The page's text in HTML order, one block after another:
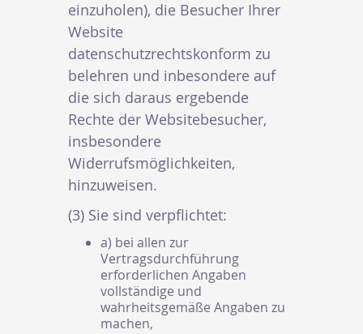
einzuholen), die Besucher Ihrer
Website
datenschutzrechtskonform zu
belehren und inbesondere auf
die sich daraus ergebende
Rechte der Websitebesucher,
insbesondere
Widerrufsmöglichkeiten,
hinzuweisen.
(3) Sie sind verpflichtet:
a) bei allen zur
Vertragsdurchführung
erforderlichen Angaben
vollständige und
wahrheitsgemäße Angaben zu
machen,